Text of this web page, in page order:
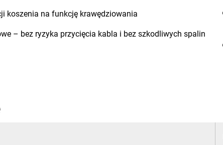
koszenia na funkcję krawędziowania
– bez ryzyka przycięcia kabla i bez szkodliwych spalin